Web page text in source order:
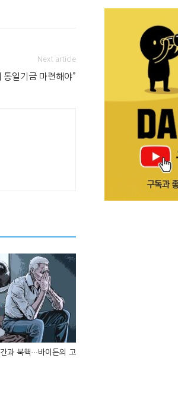
Next article
통일기금 마련해야”
과 북핵…바이든의 고